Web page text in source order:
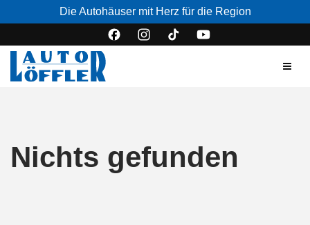
Die Autohäuser mit Herz für die Region
Nichts gefunden